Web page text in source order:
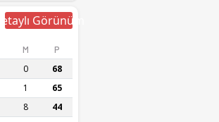
Detaylı Görünüm
M P
0 68
1 65
8 44